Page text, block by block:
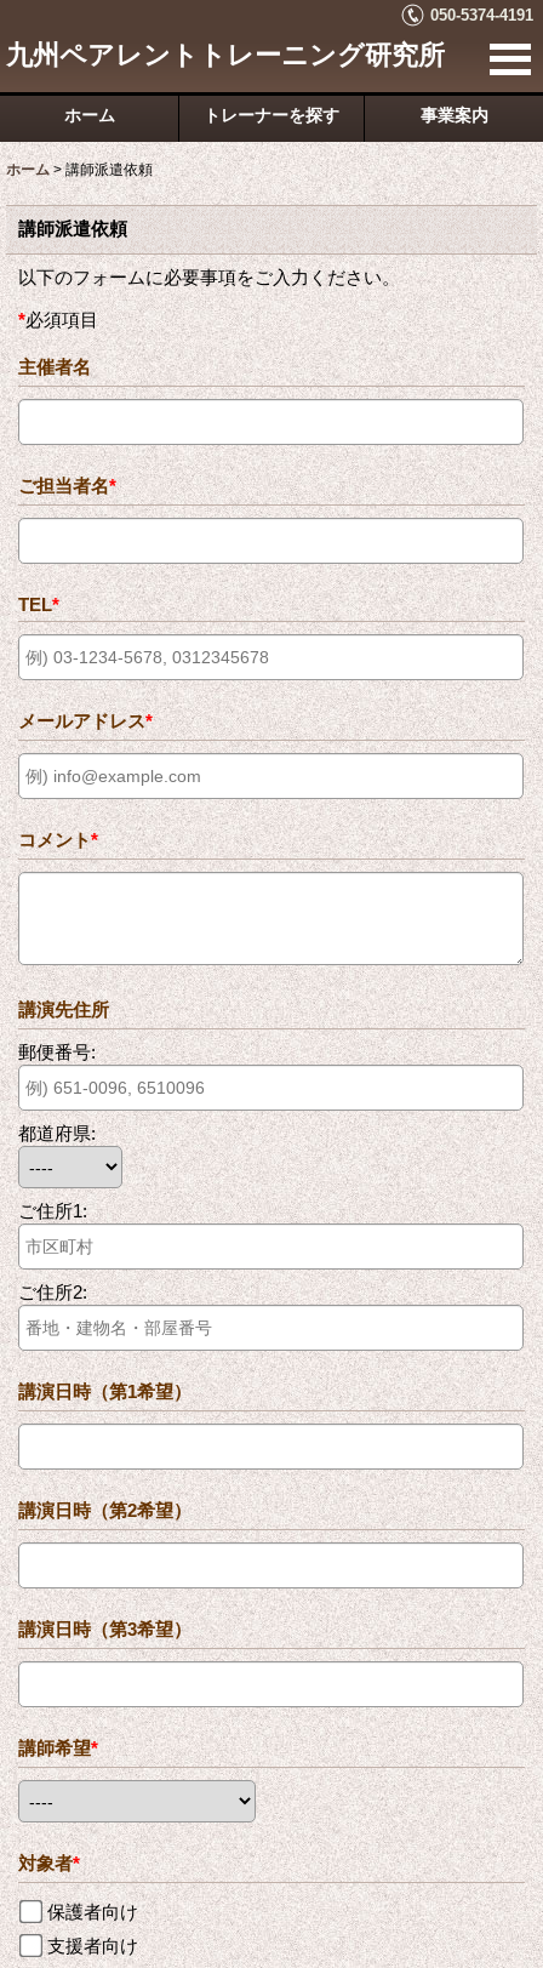
050-5374-4191
九州ペアレントトレーニング研究所
ホーム トレーナーを探す 事業案内
ホーム > 講師派遣依頼
講師派遣依頼
以下のフォームに必要事項をご入力ください。
*必須項目
主催者名
ご担当者名*
TEL*
メールアドレス*
コメント*
講演先住所
郵便番号:
都道府県:
ご住所1:
ご住所2:
講演日時（第1希望）
講演日時（第2希望）
講演日時（第3希望）
講師希望*
対象者*
保護者向け
支援者向け